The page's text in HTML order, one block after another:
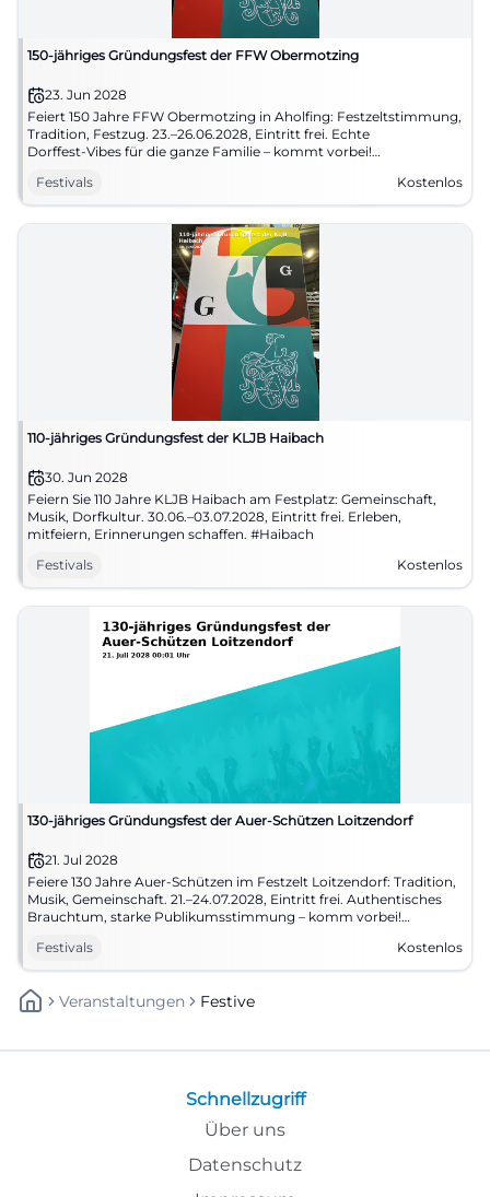
150-jähriges Gründungsfest der FFW Obermotzing
23. Jun 2028
Feiert 150 Jahre FFW Obermotzing in Aholfing: Festzeltstimmung,
Tradition, Festzug. 23.–26.06.2028, Eintritt frei. Echte
Dorffest‑Vibes für die ganze Familie – kommt vorbei!
Festivals
Kostenlos
110-jähriges Gründungsfest der KLJB Haibach
30. Jun 2028
Feiern Sie 110 Jahre KLJB Haibach am Festplatz: Gemeinschaft,
Musik, Dorfkultur. 30.06.–03.07.2028, Eintritt frei. Erleben,
mitfeiern, Erinnerungen schaffen. #Haibach
Festivals
Kostenlos
130-jähriges Gründungsfest der Auer-Schützen Loitzendorf
21. Jul 2028
Feiere 130 Jahre Auer-Schützen im Festzelt Loitzendorf: Tradition,
Musik, Gemeinschaft. 21.–24.07.2028, Eintritt frei. Authentisches
Brauchtum, starke Publikumsstimmung – komm vorbei!
Festivals
Kostenlos
Veranstaltungen Festive
Schnellzugriff
Über uns
Datenschutz